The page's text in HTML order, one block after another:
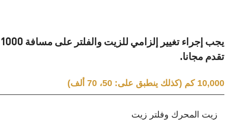
تقدم مجانا.
10,000 كم (كذلك ينطبق على: 50، 70 ألف)
زيت المحرك وفلتر زيت